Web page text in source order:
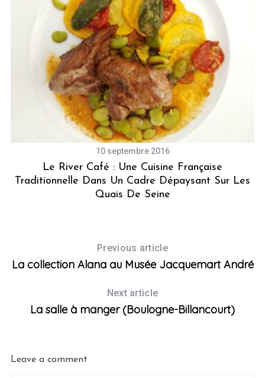
10 septembre 2016
Le River Café : Une Cuisine Française
Traditionnelle Dans Un Cadre Dépaysant Sur Les
Quais De Seine
Previous article
La collection Alana au Musée Jacquemart André
Next article
La salle à manger (Boulogne-Billancourt)
Leave a comment
S
c